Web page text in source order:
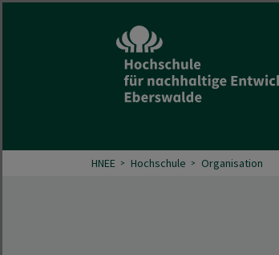
HNEE Hochschule Organisation